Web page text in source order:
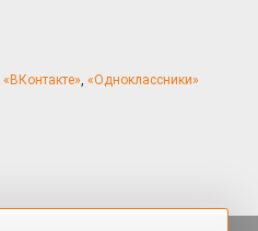
«ВКонтакте», «Одноклассники»